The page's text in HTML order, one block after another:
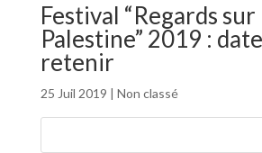
Festival “Regards sur
Palestine” 2019 :
retenir
25 Juil 2019 | Non classé